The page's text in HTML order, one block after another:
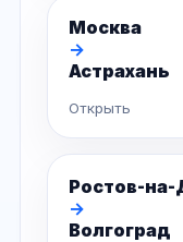
Москва
→
Астрахань
Открыть
Ростов-
→
Волгоград